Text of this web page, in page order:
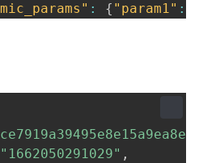
: { "param1" :
"1662050291029" ,